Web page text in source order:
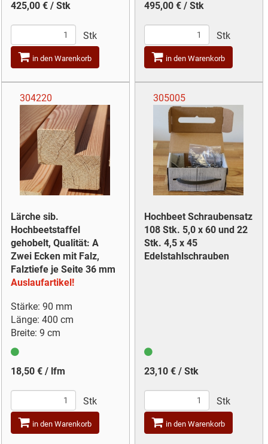
425,00 € / Stk
Stk
in den Warenkorb
495,00 € / Stk
Stk
in den Warenkorb
304220
Lärche sib.
Hochbeetstaffel
gehobelt, Qualität: A
Zwei Ecken mit Falz,
Falztiefe je Seite 36 mm
Auslaufartikel!
Stärke: 90 mm
Länge: 400 cm
Breite: 9 cm
18,50 € / lfm
Stk
in den Warenkorb
305005
Hochbeet Schraubensatz
108 Stk. 5,0 x 60 und 22
Stk. 4,5 x 45
Edelstahlschrauben
23,10 € / Stk
Stk
in den Warenkorb